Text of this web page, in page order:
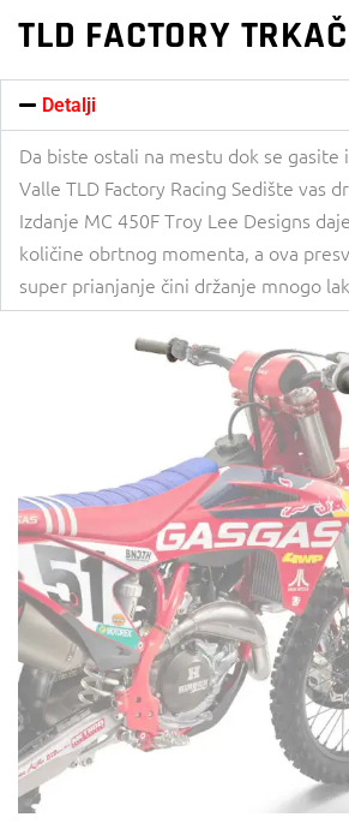
TLD FACTORY
Detalji
Da biste ostali na mestu dok se gasite
Valle TLD Factory Racing Sedište vas
Izdanje MC 450F Troy Lee Designs
količine obrtnog momenta, a ova
super prianjanje čini držanje mnogo